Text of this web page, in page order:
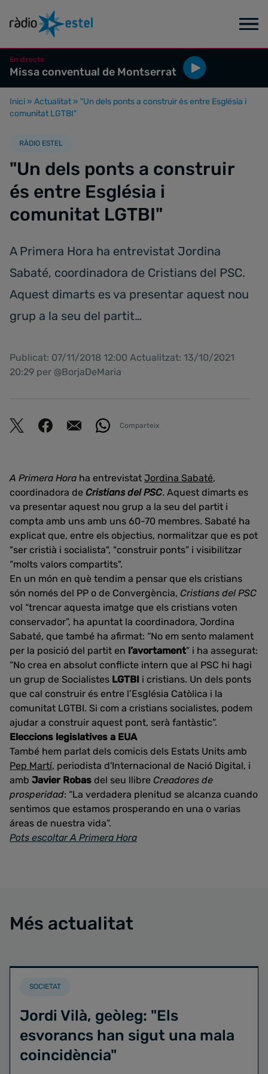
En directe
Missa conventual de Montserrat
Inici » Actualitat » "Un dels ponts a construir és entre Església i
comunitat LGTBI"
RÀDIO ESTEL
"Un dels ponts a construir
és entre Església i
comunitat LGTBI"
A Primera Hora ha entrevistat Jordina
Sabaté, coordinadora de Cristians del PSC.
Aquest dimarts es va presentar aquest nou
grup a la seu del partit…
Publicat: 07/11/2018 12:00 Actualitzat: 13/10/2021
20:29 per @BorjaDeMaria
Comparteix
A Primera Hora ha entrevistat Jordina Sabaté,
coordinadora de Cristians del PSC. Aquest dimarts es
va presentar aquest nou grup a la seu del partit i
compta amb uns amb uns 60-70 membres. Sabaté ha
explicat que, entre els objectius, normalitzar que es pot
"ser cristià i socialista", "construir ponts” i visibilitzar
“molts valors compartits".
En un món en què tendim a pensar que els cristians
són només del PP o de Convergència, Cristians del PSC
vol “trencar aquesta imatge que els cristians voten
conservador”, ha apuntat la coordinadora, Jordina
Sabaté, que també ha afirmat: “No em sento malament
per la posició del partit en l’avortament” i ha assegurat:
“No crea en absolut conflicte intern que al PSC hi hagi
un grup de Socialistes LGTBI i cristians. Un dels ponts
que cal construir és entre l’Església Catòlica i la
comunitat LGTBI. Si com a cristians socialistes, podem
ajudar a construir aquest pont, serà fantàstic”.
Eleccions legislatives a EUA
També hem parlat dels comicis dels Estats Units amb
Pep Martí, periodista d'Internacional de Nació Digital, i
amb Javier Robas del seu llibre Creadores de
prosperidad: “La verdadera plenitud se alcanza cuando
sentimos que estamos prosperando en una o varias
áreas de nuestra vida”.
Pots escoltar A Primera Hora
Més actualitat
SOCIETAT
Jordi Vilà, geòleg: "Els
esvorancs han sigut una mala
coincidència"